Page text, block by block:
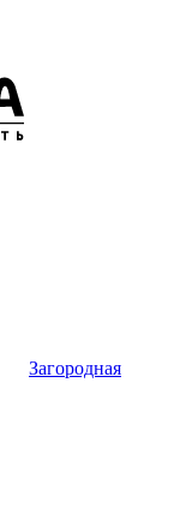
Загородная